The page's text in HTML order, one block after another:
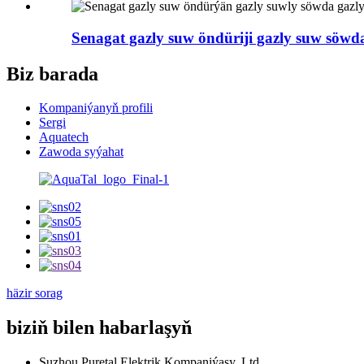
Senagat gazly suw öndüriji gazly suw
Biz barada
Kompaniýanyň profili
Sergi
Aquatech
Zawoda syýahat
häzir sorag
biziň bilen habarlaşyň